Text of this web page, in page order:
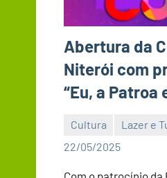
Abertura da
Niterói com
“Eu, a Patroa
Cultura Lazer e
22/05/2025
Editor